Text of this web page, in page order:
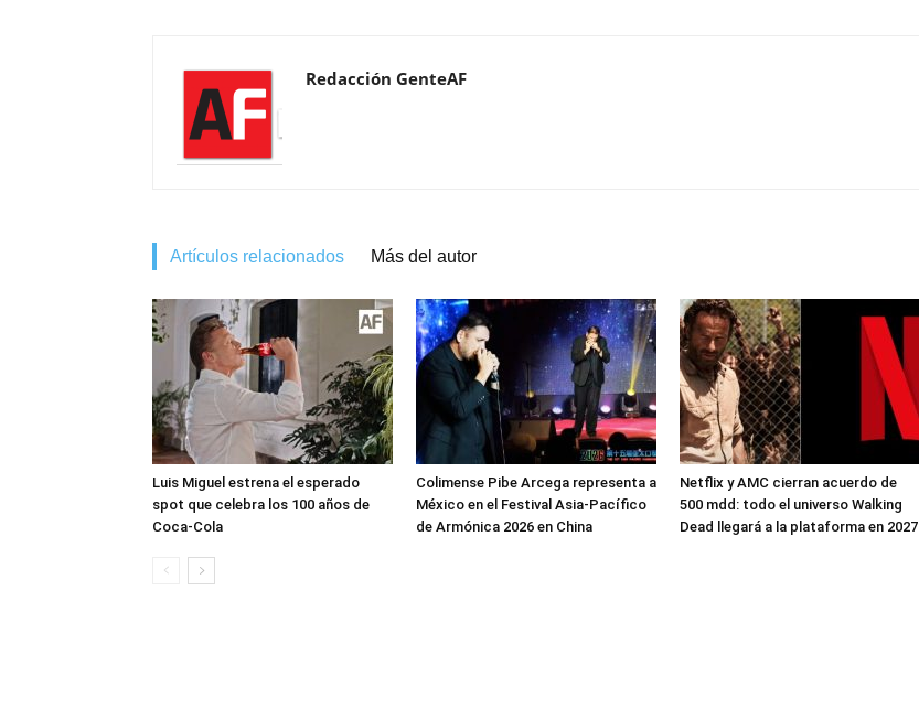
Redacción GenteAF
Artículos relacionados Más del autor
Luis Miguel estrena el esperado
spot que celebra los 100 años de
Coca-Cola
Colimense Pibe Arcega representa a
México en el Festival Asia-Pacífico
de Armónica 2026 en China
Netflix y AMC cierran acuerdo de
500 mdd: todo el universo Walking
Dead llegará a la plataforma en 2027